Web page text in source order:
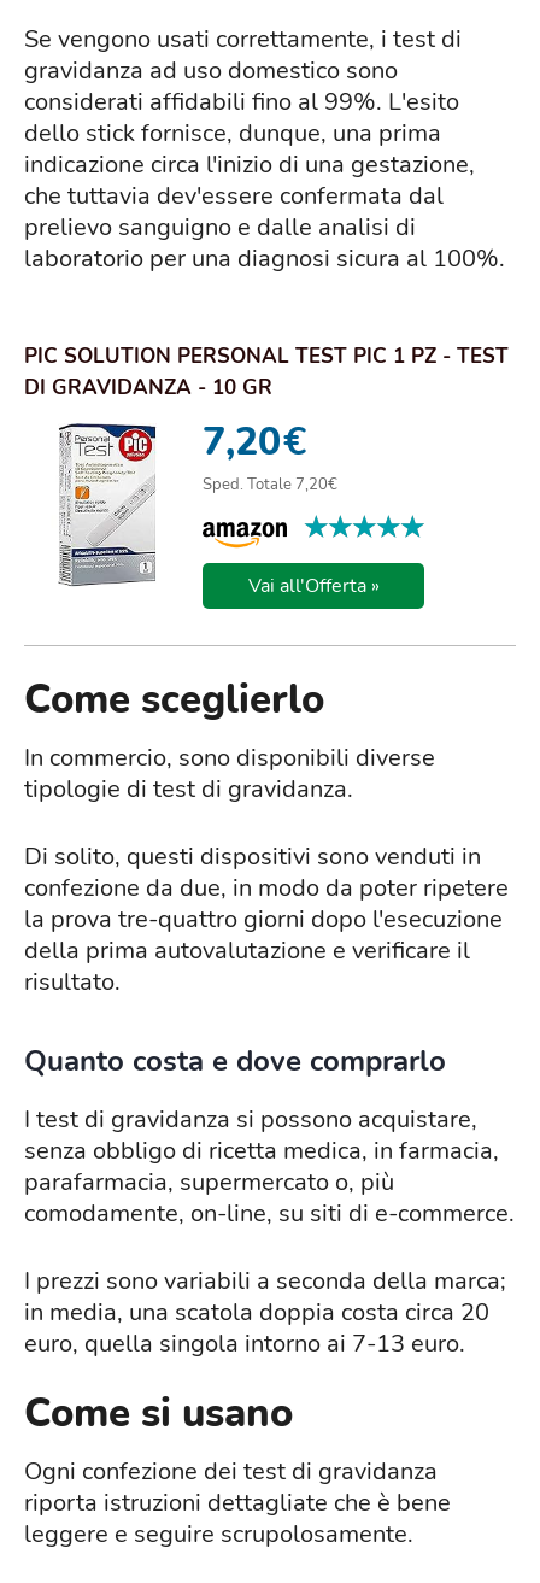
Se vengono usati correttamente, i test di
gravidanza ad uso domestico sono
considerati affidabili fino al 99%. L'esito
dello stick fornisce, dunque, una prima
indicazione circa l'inizio di una gestazione,
che tuttavia dev'essere confermata dal
prelievo sanguigno e dalle analisi di
laboratorio per una diagnosi sicura al 100%.
PIC SOLUTION PERSONAL TEST PIC 1 PZ - TEST
DI GRAVIDANZA - 10 GR
7,20€
Sped. Totale 7,20€
★★★★★
★★★★★
Vai all'Offerta »
Come sceglierlo
In commercio, sono disponibili diverse
tipologie di test di gravidanza.
Di solito, questi dispositivi sono venduti in
confezione da due, in modo da poter ripetere
la prova tre-quattro giorni dopo l'esecuzione
della prima autovalutazione e verificare il
risultato.
Quanto costa e dove comprarlo
I test di gravidanza si possono acquistare,
senza obbligo di ricetta medica, in farmacia,
parafarmacia, supermercato o, più
comodamente, on-line, su siti di e-commerce.
I prezzi sono variabili a seconda della marca;
in media, una scatola doppia costa circa 20
euro, quella singola intorno ai 7-13 euro.
Come si usano
Ogni confezione dei test di gravidanza
riporta istruzioni dettagliate che è bene
leggere e seguire scrupolosamente.